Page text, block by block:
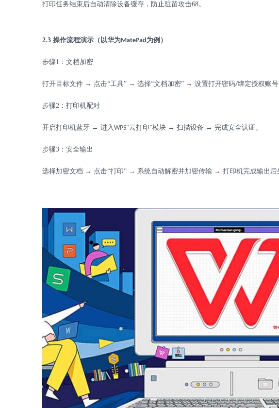
打印任务结束后自动清除设备缓存，防止驻留攻击68。
2.3 操作流程演示（以华为MatePad为例）
步骤1 ：文档加密
打开目标文件 → 点击“工具” → 选择“文档加密” → 设置打开密码/绑定授权账号
步骤2 ：打印机配对
开启打印机蓝牙 → 进入WPS“云打印”模块 → 扫描设备 → 完成安全认证。
步骤3 ：安全输出
选择加密文档 → 点击“打印” → 系统自动解密并加密传输 → 打印机完成输出后